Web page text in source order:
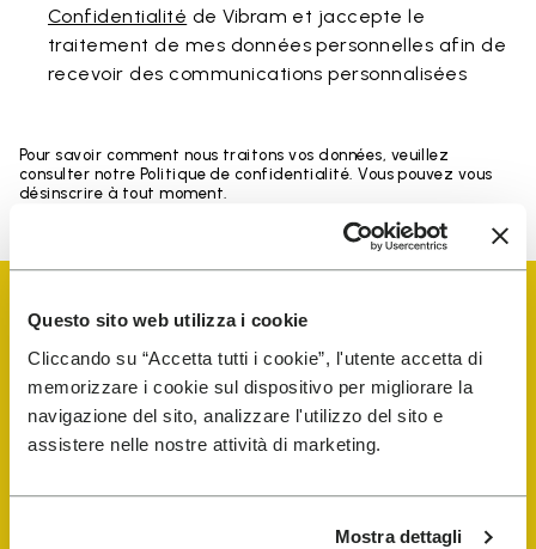
Questo sito web utilizza i cookie
Cliccando su “Accetta tutti i cookie”, l'utente accetta di
memorizzare i cookie sul dispositivo per migliorare la
navigazione del sito, analizzare l'utilizzo del sito e
assistere nelle nostre attività di marketing.
Mostra dettagli
Confidentialité de Vibram et jaccepte le
traitement de mes données personnelles afin de
recevoir des communications personnalisées
Pour savoir comment nous traitons vos données, veuillez
consulter notre Politique de confidentialité. Vous pouvez vous
désinscrire à tout moment.
Vibram Events
FiveFingers Guide